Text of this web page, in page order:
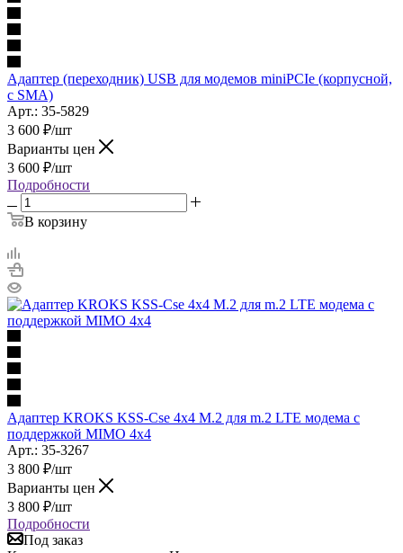
Адаптер (переходник) USB для модемов miniPCIe (корпусной,
c SMA)
Арт.: 35-5829
3 600 ₽/шт
Варианты цен
3 600 ₽/шт
Подробности
В корзину
Адаптер KROKS KSS-Cse 4x4 M.2 для m.2 LTE модема с
поддержкой MIMO 4x4
Арт.: 35-3267
3 800 ₽/шт
Варианты цен
3 800 ₽/шт
Подробности
Под заказ